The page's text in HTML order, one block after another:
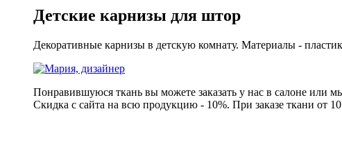
Детские карнизы для штор
Декоративные карнизы в детскую комнату. Материалы -
Понравившуюся ткань вы можете заказать у нас в салоне или
Скидка с сайта на всю продукцию - 10%. При заказе ткани от